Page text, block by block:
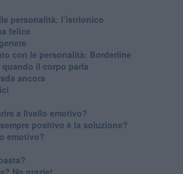
personalità: l’istrionico
felice
con le personalità: Borderline
il corpo parla
ancora
a livello emotivo?
positivo è la soluzione?
emotivo?
No grazie!